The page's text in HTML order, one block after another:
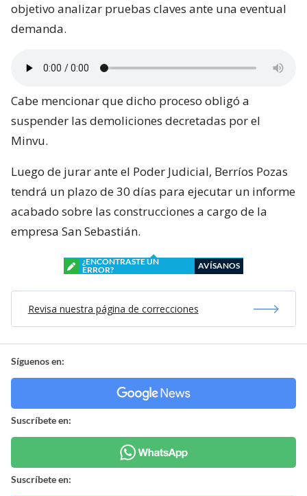
objetivo analizar pruebas claves ante una eventual
demanda.
Cabe mencionar que dicho proceso obligó a
suspender las demoliciones decretadas por el
Minvu.
Luego de jurar ante el Poder Judicial, Berríos Pozas
tendrá un plazo de 30 días para ejecutar un informe
acabado sobre las construcciones a cargo de la
empresa San Sebastián.
¿ENCONTRASTE UN
ERROR?
AVÍSANOS
Revisa nuestra página de correcciones
Síguenos en:
Suscríbete en:
Suscríbete en: